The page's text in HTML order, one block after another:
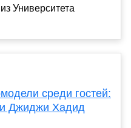
Университета
среди гостей:
Джиджи Хадид